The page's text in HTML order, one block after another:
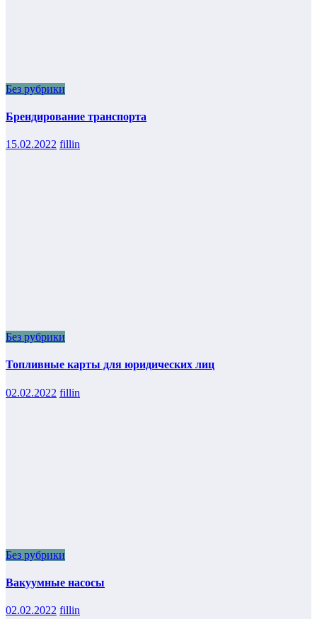
Без рубрики
Брендирование транспорта
15.02.2022 fillin
Без рубрики
Топливные карты для юридических лиц
02.02.2022 fillin
Без рубрики
Вакуумные насосы
02.02.2022 fillin